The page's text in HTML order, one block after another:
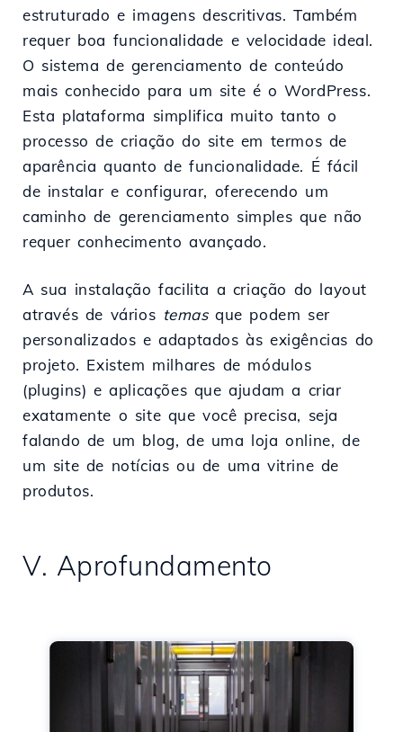
estruturado e imagens descritivas. Também
requer boa funcionalidade e velocidade ideal.
O sistema de gerenciamento de conteúdo
mais conhecido para um site é o WordPress.
Esta plataforma simplifica muito tanto o
processo de criação do site em termos de
aparência quanto de funcionalidade. É fácil
de instalar e configurar, oferecendo um
caminho de gerenciamento simples que não
requer conhecimento avançado.
A sua instalação facilita a criação do layout
através de vários temasque podem ser
personalizados e adaptados às exigências do
projeto. Existem milhares de módulos
(plugins) e aplicações que ajudam a criar
exatamente o site que você precisa, seja
falando de um blog, de uma loja online, de
um site de notícias ou de uma vitrine de
produtos.
V. Aprofundamento